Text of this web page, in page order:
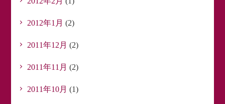
2012年1月 (2)
2011年12月 (2)
2011年11月 (2)
2011年10月 (1)